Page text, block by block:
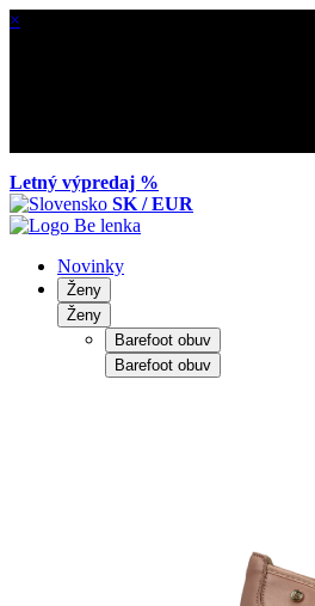
×
Letný výpredaj %
SK / EUR
Novinky
Ženy
Ženy
Barefoot obuv
Barefoot obuv